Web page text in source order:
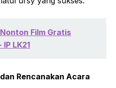
Film Gratis
LK21
Rencanakan Acara